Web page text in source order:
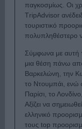
παγκοσμίως. Οι
ΤripΑdvisor
τουριστικό
πολυπληθέστερο
Σύμφωνα με αυτή
μια θέση πάνω
Βαρκελώνη, την
το Ντουμπάι, ενώ
Παρίσι, το
Αξίζει να
ελληνικό
τους top